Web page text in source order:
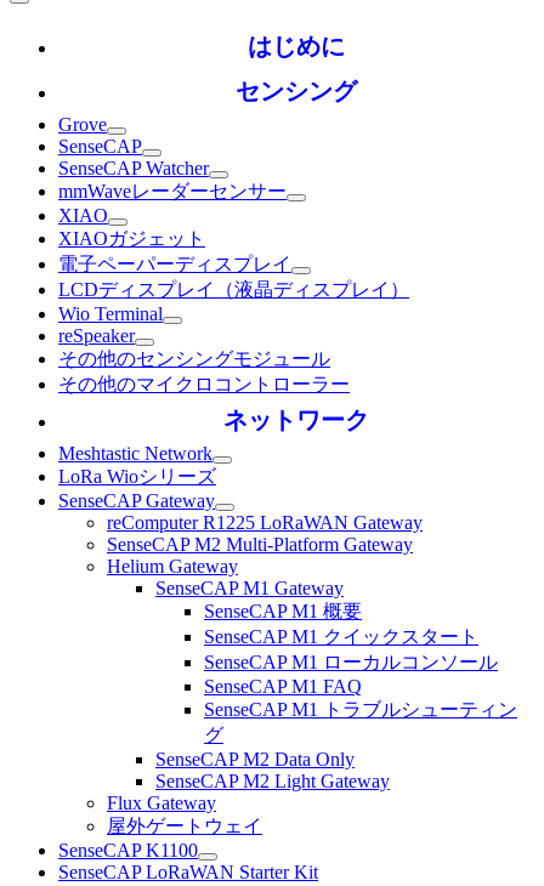
はじめに
センシング
Grove
SenseCAP
SenseCAP Watcher
mmWaveレーダーセンサー
XIAO
XIAOガジェット
電子ペーパーディスプレイ
LCDディスプレイ（液晶ディスプレイ）
Wio Terminal
reSpeaker
その他のセンシングモジュール
その他のマイクロコントローラー
ネットワーク
Meshtastic Network
LoRa Wioシリーズ
SenseCAP Gateway
reComputer R1225 LoRaWAN Gateway
SenseCAP M2 Multi-Platform Gateway
Helium Gateway
SenseCAP M1 Gateway
SenseCAP M1 概要
SenseCAP M1 クイックスタート
SenseCAP M1 ローカルコンソール
SenseCAP M1 FAQ
SenseCAP M1 トラブルシューティン
グ
SenseCAP M2 Data Only
SenseCAP M2 Light Gateway
Flux Gateway
屋外ゲートウェイ
SenseCAP K1100
SenseCAP LoRaWAN Starter Kit